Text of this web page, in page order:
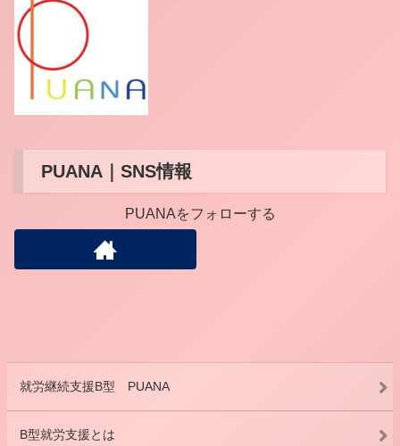
PUANA｜SNS情報
PUANAをフォローする
就労継続支援B型 PUANA
B型就労支援とは